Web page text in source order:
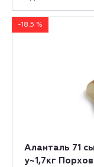
-18.5 %
Аланталь 71
у~1,7кг